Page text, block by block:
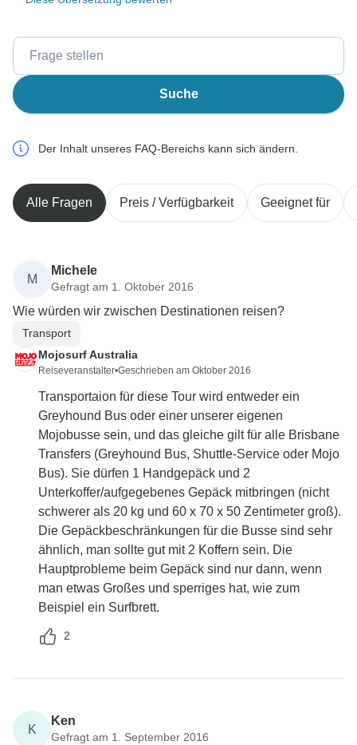
Suche
Der Inhalt unseres FAQ-Bereichs kann sich ändern.
Alle Fragen Preis / Verfügbarkeit Geeignet für
M
Michele
Gefragt am 1. Oktober 2016
Wie würden wir zwischen Destinationen reisen?
Transport
Mojosurf Australia
Reiseveranstalter•Geschrieben am Oktober 2016
Transportaion für diese Tour wird entweder ein
Greyhound Bus oder einer unserer eigenen
Mojobusse sein, und das gleiche gilt für alle Brisbane
Transfers (Greyhound Bus, Shuttle-Service oder Mojo
Bus). Sie dürfen 1 Handgepäck und 2
Unterkoffer/aufgegebenes Gepäck mitbringen (nicht
schwerer als 20 kg und 60 x 70 x 50 Zentimeter groß).
Die Gepäckbeschränkungen für die Busse sind sehr
ähnlich, man sollte gut mit 2 Koffern sein. Die
Hauptprobleme beim Gepäck sind nur dann, wenn
man etwas Großes und sperriges hat, wie zum
Beispiel ein Surfbrett.
2
K
Ken
Gefragt am 1. September 2016